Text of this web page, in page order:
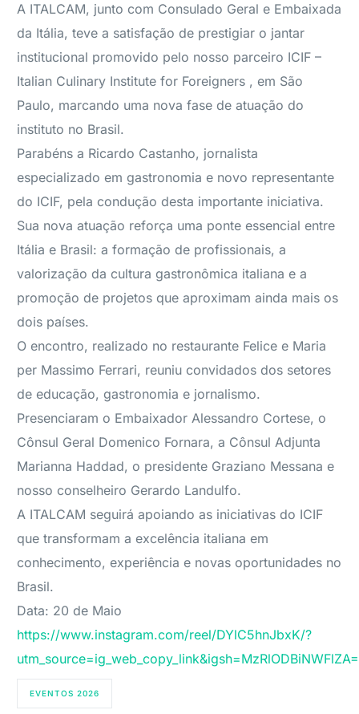
A ITALCAM, junto com Consulado Geral e Embaixada
da Itália, teve a satisfação de prestigiar o jantar
institucional promovido pelo nosso parceiro ICIF –
Italian Culinary Institute for Foreigners , em São
Paulo, marcando uma nova fase de atuação do
instituto no Brasil.
Parabéns a Ricardo Castanho, jornalista
especializado em gastronomia e novo representante
do ICIF, pela condução desta importante iniciativa.
Sua nova atuação reforça uma ponte essencial entre
Itália e Brasil: a formação de profissionais, a
valorização da cultura gastronômica italiana e a
promoção de projetos que aproximam ainda mais os
dois países.
O encontro, realizado no restaurante Felice e Maria
per Massimo Ferrari, reuniu convidados dos setores
de educação, gastronomia e jornalismo.
Presenciaram o Embaixador Alessandro Cortese, o
Cônsul Geral Domenico Fornara, a Cônsul Adjunta
Marianna Haddad, o presidente Graziano Messana e
nosso conselheiro Gerardo Landulfo.
A ITALCAM seguirá apoiando as iniciativas do ICIF
que transformam a excelência italiana em
conhecimento, experiência e novas oportunidades no
Brasil.
Data: 20 de Maio
https://www.instagram.com/reel/DYlC5hnJbxK/?
EVENTOS 2026